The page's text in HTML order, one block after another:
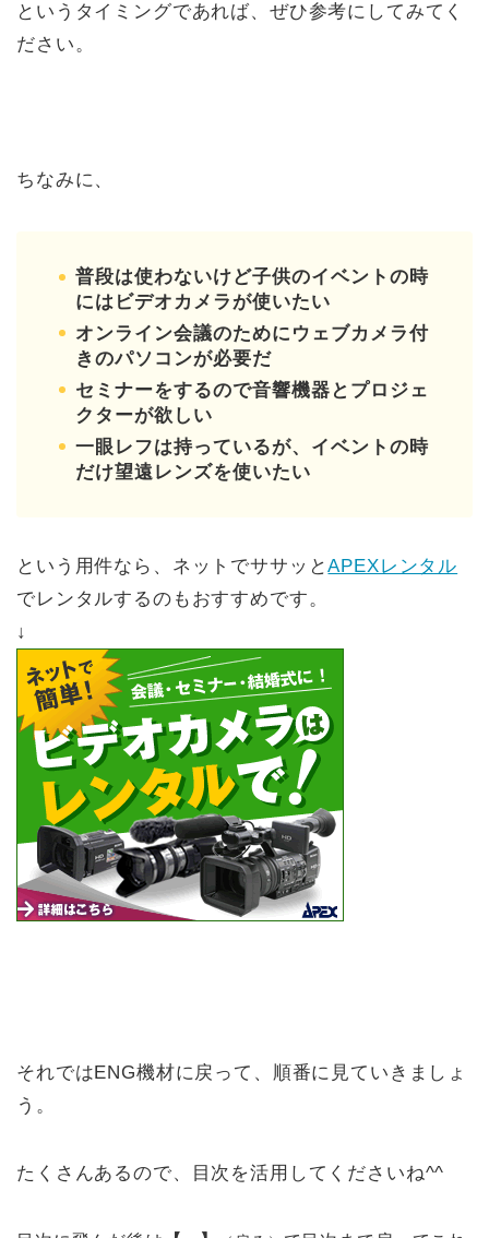
というタイミングであれば、ぜひ参考にしてみてく
ださい。
ちなみに、
普段は使わないけど子供のイベントの時
にはビデオカメラが使いたい
オンライン会議のためにウェブカメラ付
きのパソコンが必要だ
セミナーをするので音響機器とプロジェ
クターが欲しい
一眼レフは持っているが、イベントの時
だけ望遠レンズを使いたい
という用件なら、ネットでササッとAPEXレンタル
でレンタルするのもおすすめです。
↓
それではENG機材に戻って、順番に見ていきましょ
う。
たくさんあるので、目次を活用してくださいね^^